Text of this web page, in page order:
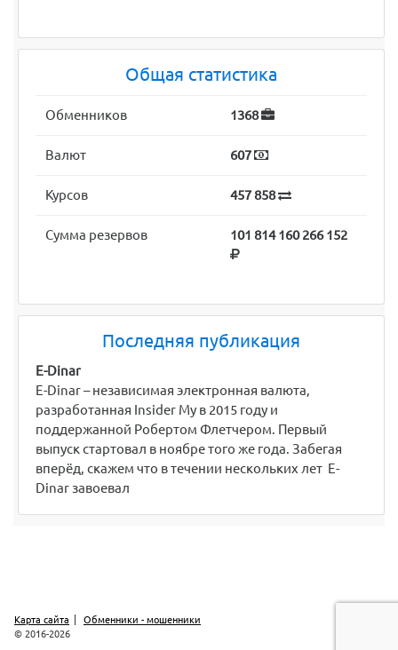
Общая статистика
Обменников 1368
Валют 607
Курсов 457 858
Сумма резервов 101 814 160 266 152
Последняя публикация
E-Dinar
E-Dinar – независимая электронная валюта,
разработанная Insider My в 2015 году и
поддержанной Робертом Флетчером. Первый
выпуск стартовал в ноябре того же года. Забегая
вперёд, скажем что в течении нескольких лет E-
Dinar завоевал
Карта сайта
Обменники - мошенники
© 2016-2026